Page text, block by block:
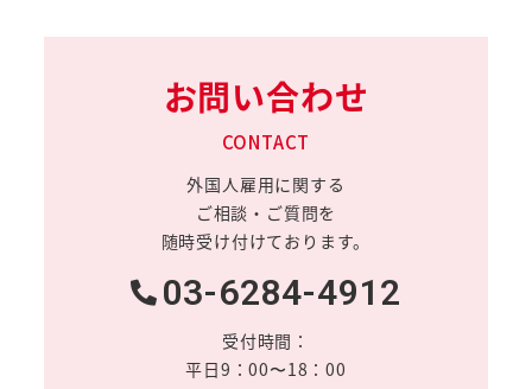
お問い合わせ
CONTACT
外国人雇用に関する
ご相談・ご質問を
随時受け付けております。
03-6284-4912
受付時間：
平日9：00〜18：00